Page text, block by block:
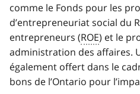
comme le Fonds pour les
d’entrepreneuriat social du
entrepreneurs (ROE) et le
administration des affaires.
également offert dans le
bons de l’Ontario pour